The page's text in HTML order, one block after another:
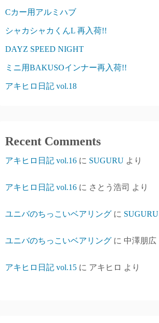
Cカー用アルミハブ
シャカシャカくんL 再入荷!!
DAYZ SPEED NIGHT
ミニ用BAKUSOインナー再入荷!!
アキヒロ日記 vol.18
Recent Comments
アキヒロ日記 vol.16 に SUGURU より
アキヒロ日記 vol.16 に さとう浩司 より
ユニバのちっこいベアリング に SUGURU
ユニバのちっこいベアリング に 中澤朋広
アキヒロ日記 vol.15 に アキヒロ より